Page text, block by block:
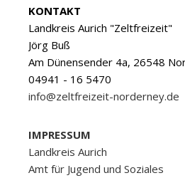
KONTAKT
Landkreis Aurich "Zeltfreizeit"
Jörg Buß
Am Dünensender 4a, 26548
04941 - 16 5470
info@zeltfreizeit-norderney.de
IMPRESSUM
Landkreis Aurich
Amt für Jugend und Soziales